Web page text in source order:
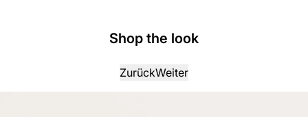
Shop the look
ZurückWeiter